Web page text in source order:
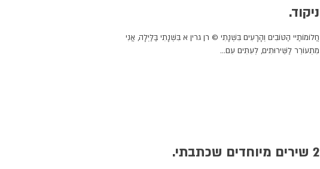
ניקוד.
חֲלוֹמוֹתַיי הַטּוֹבִים וְהָרָעִים בִּשְׁנָתִי © רן גרין א בִּשְׁנָתִי בַּלַּיְלָה, אֲנִי
מִתְעוֹרֵר לַשֵּׁירוּתִים, לְעִתִּים עִם...
2 שירים מיוחדים שכתבתי.